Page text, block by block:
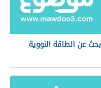
بحث عن الطاقة النووية